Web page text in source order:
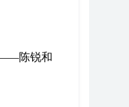
——陈锐和